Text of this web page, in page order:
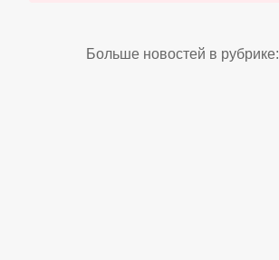
Больше новостей в рубрике: